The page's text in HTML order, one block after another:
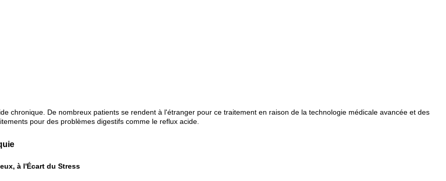
chronique. De nombreux patients se rendent à l'étranger pour ce traitement en raison de la technologie médicale avancée et des
pour des problèmes digestifs comme le reflux acide.
à l'Écart du Stress